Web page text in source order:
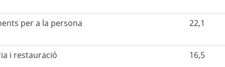
per a la persona 22,1
i restauració 16,5